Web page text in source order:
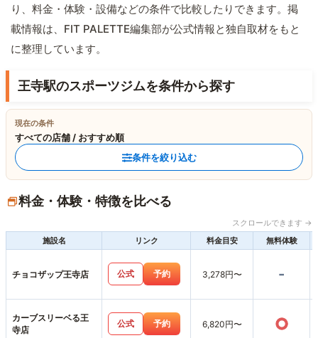
り、料金・体験・設備などの条件で比較したりできます。掲
載情報は、FIT PALETTE編集部が公式情報と独自取材をもと
に整理しています。
王寺駅のスポーツジムを条件から探す
現在の条件
すべての店舗 / おすすめ順
条件を絞り込む
料金・体験・特徴を比べる
スクロールできます →
施設名
リンク 料金目安 無料体験
チョコザップ王寺店 公式 予約 3,278円〜 -
カーブスリーベる王
寺店
公式 予約 6,820円〜 ○